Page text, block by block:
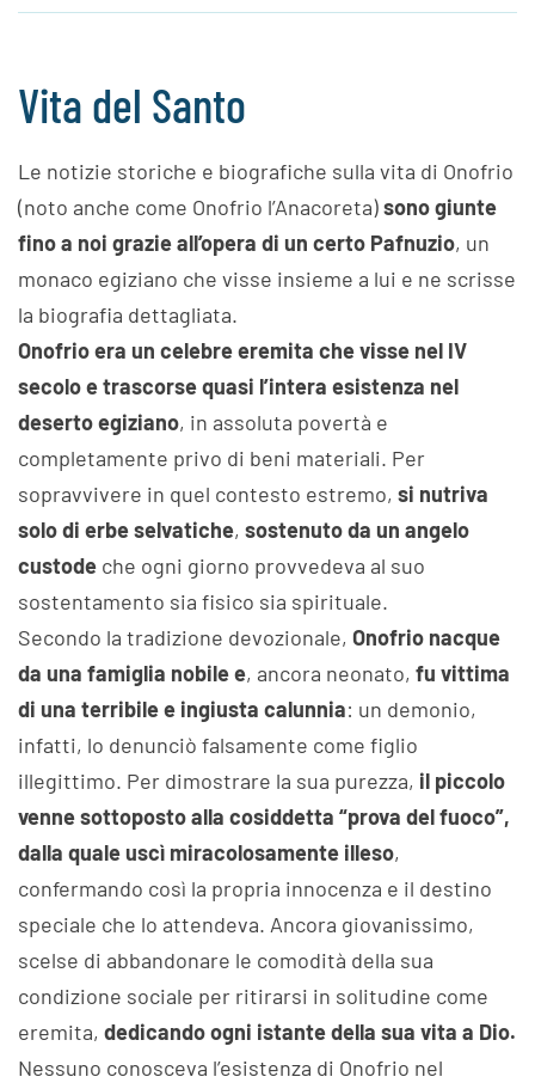
Vita del Santo
Le notizie storiche e biografiche sulla vita di Onofrio
(noto anche come Onofrio l’Anacoreta)sono giunte
fino a noi grazie all’opera di un certo Pafnuzio, un
monaco egiziano che visse insieme a lui e ne scrisse
la biografia dettagliata.
Onofrio era un celebre eremita che visse nel IV
secolo e trascorse quasi l’intera esistenza nel
deserto egiziano, in assoluta povertà e
completamente privo di beni materiali. Per
sopravvivere in quel contesto estremo, si nutriva
solo di erbe selvatiche, sostenuto da un angelo
custode che ogni giorno provvedeva al suo
sostentamento sia fisico sia spirituale.
Secondo la tradizione devozionale, Onofrio nacque
da una famiglia nobile e, ancora neonato, fu vittima
di una terribile e ingiusta calunnia: un demonio,
infatti, lo denunciò falsamente come figlio
illegittimo. Per dimostrare la sua purezza, il piccolo
venne sottoposto alla cosiddetta “prova del fuoco”,
dalla quale uscì miracolosamente illeso,
confermando così la propria innocenza e il destino
speciale che lo attendeva. Ancora giovanissimo,
scelse di abbandonare le comodità della sua
condizione sociale per ritirarsi in solitudine come
eremita, dedicando ogni istante della sua vita a Dio.
Nessuno conosceva l’esistenza di Onofrio nel